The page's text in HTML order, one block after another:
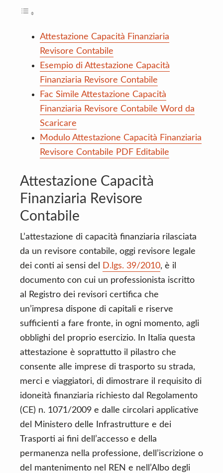
Attestazione Capacità Finanziaria
Revisore Contabile
Esempio di Attestazione Capacità
Finanziaria Revisore Contabile
Fac Simile Attestazione Capacità
Finanziaria Revisore Contabile Word da
Scaricare
Modulo Attestazione Capacità Finanziaria
Revisore Contabile PDF Editabile
Attestazione Capacità
Finanziaria Revisore
Contabile
L’attestazione di capacità finanziaria rilasciata
da un revisore contabile, oggi revisore legale
dei conti ai sensi del
D.lgs. 39/2010, è il
documento con cui un professionista iscritto
al Registro dei revisori certifica che
un’impresa dispone di capitali e riserve
sufficienti a fare fronte, in ogni momento, agli
obblighi del proprio esercizio. In Italia questa
attestazione è soprattutto il pilastro che
consente alle imprese di trasporto su strada,
merci e viaggiatori, di dimostrare il requisito di
idoneità finanziaria richiesto dal Regolamento
(CE) n. 1071/2009 e dalle circolari applicative
del Ministero delle Infrastrutture e dei
Trasporti ai fini dell’accesso e della
permanenza nella professione, dell’iscrizione o
del mantenimento nel REN e nell’Albo degli